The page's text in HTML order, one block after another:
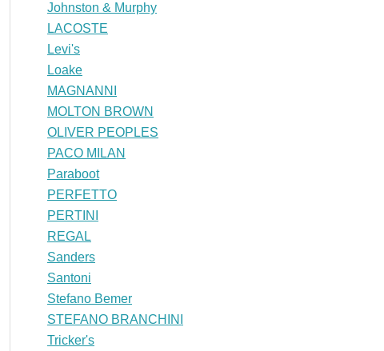
Johnston & Murphy
LACOSTE
Levi's
Loake
MAGNANNI
MOLTON BROWN
OLIVER PEOPLES
PACO MILAN
Paraboot
PERFETTO
PERTINI
REGAL
Sanders
Santoni
Stefano Bemer
STEFANO BRANCHINI
Tricker's